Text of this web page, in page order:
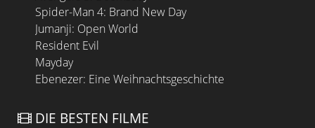
Spider-Man 4: Brand New Day
Jumanji: Open World
Resident Evil
Mayday
Ebenezer: Eine Weihnachtsgeschichte
DIE BESTEN FILME